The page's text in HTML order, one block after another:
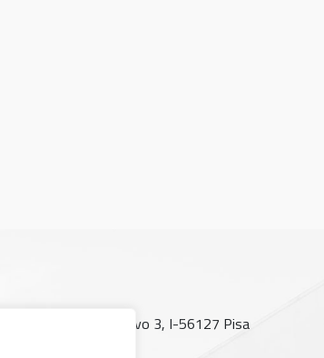
Bruno Pontecorvo 3, I-56127 Pisa